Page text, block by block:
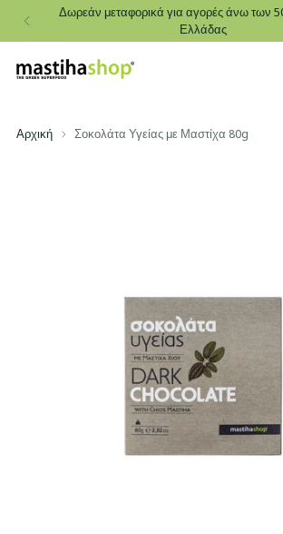
Δωρεάν μεταφορικά για αγορές άνω των
Ελλάδας
Αρχική Σοκολάτα Υγείας με Μαστίχα 80g